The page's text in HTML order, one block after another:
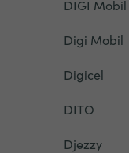
DIGI Mobil
Digi Mobil
Digicel
DITO
Djezzy